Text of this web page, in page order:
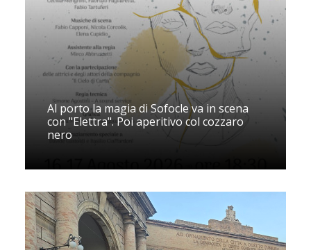
Al porto la magia di Sofocle va in scena
con "Elettra". Poi aperitivo col cozzaro
nero